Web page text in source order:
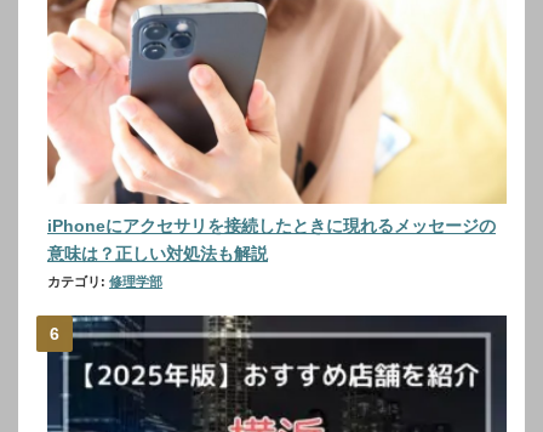
iPhoneにアクセサリを接続したときに現れるメッセージの
意味は？正しい対処法も解説
カテゴリ: 修理学部